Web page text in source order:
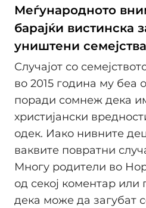
Меѓународното
барајќи вистинска
уништени семејства
Случајот со
во 2015 година му беа
поради сомнеж дека
христијански
одек. Иако нивните
ваквите повратни
Многу родители во
од секој коментар или
дека може да загубат